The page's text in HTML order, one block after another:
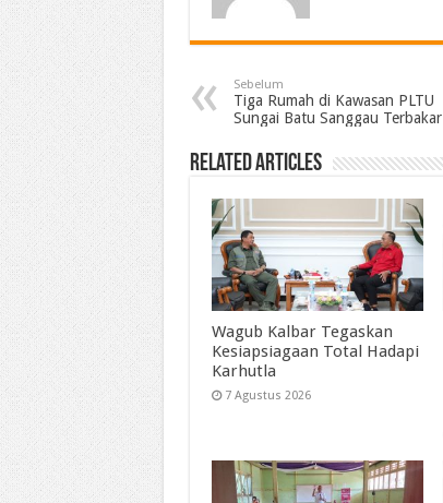
Sebelum
Tiga Rumah di Kawasan PLTU
Sungai Batu Sanggau Terbakar
Related Articles
Wagub Kalbar Tegaskan
Kesiapsiagaan Total Hadapi
Karhutla
7 Agustus 2026